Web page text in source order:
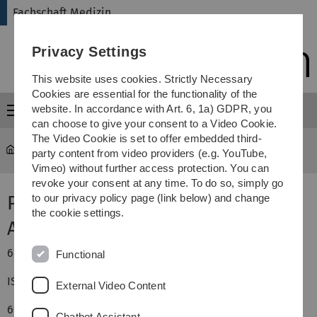
Skip
Skip
Skip
Skip
Fachschaft Medizin
Menu
Fachschaft Medizin ... Physiologie
Physiologie (Speckmann) 6.
Auflage
6. Auflage
ISBN: 978-3-437-41319-3
69,99€
Privacy Settings
This website uses cookies. Strictly Necessary
Cookies are essential for the functionality of the
website. In accordance with Art. 6, 1a) GDPR, you
can choose to give your consent to a Video Cookie.
The Video Cookie is set to offer embedded third-
party content from video providers (e.g. YouTube,
Vimeo) without further access protection. You can
revoke your consent at any time. To do so, simply go
to our privacy policy page (link below) and change
the cookie settings.
Functional
External Video Content